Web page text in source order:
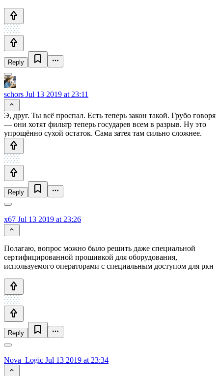
Reply
schors Jul 13 2019 at 23:11
Э, друг. Ты всё проспал. Есть теперь закон такой. Грубо говоря
— они хотят фильтр теперь государев всем в разрыв. Ну это
упрощённо сухой остаток. Сама затея там сильно сложнее.
Reply
x67 Jul 13 2019 at 23:26
Полагаю, вопрос можно было решить даже специальной
сертифицированной прошивкой для оборудования,
используемого операторами с специальным доступом для ркн
Reply
Nova_Logic Jul 13 2019 at 23:34